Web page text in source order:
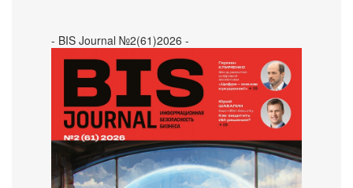
- BIS Journal №2(61)2026 -